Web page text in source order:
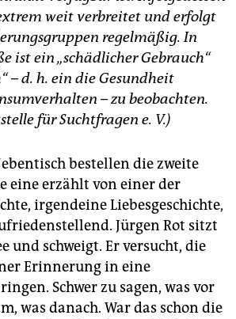
weit verbreitet und erfolgt
regelmäßig. In
ist ein „schädlicher Gebrauch“
– d. h. ein die Gesundheit
– zu beobachten.
für Suchtfragen e. V.)
bestellen die zweite
eine erzählt von einer der
irgendeine Liebesgeschichte,
Jürgen Rot sitzt
und schweigt. Er versucht, die
Erinnerung in eine
Schwer zu sagen, was vor
was danach. War das schon die